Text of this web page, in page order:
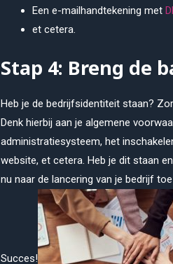
Een e-mailhandtekening met
et cetera.
Stap 4: Breng de
Heb je de bedrijfsidentiteit staan?
Denk hierbij aan je algemene
administratiesysteem, het
website, et cetera. Heb je dit staan
nu naar de lancering van je bedrijf
Succes!